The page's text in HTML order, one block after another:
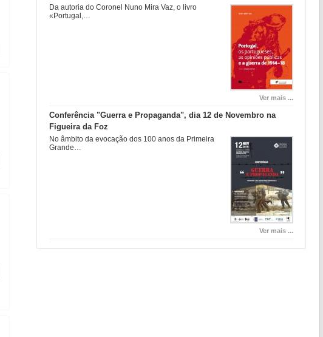
Da autoria do Coronel Nuno Mira Vaz, o livro
«Portugal,…
Ver mais ...
Conferência "Guerra e Propaganda", dia 12 de Novembro na
Figueira da Foz
No âmbito da evocação dos 100 anos da Primeira
Grande…
Ver mais ...